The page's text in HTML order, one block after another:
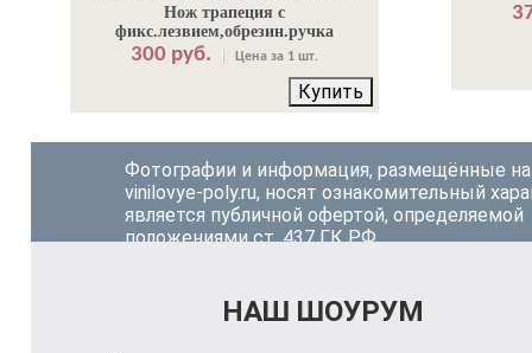
Нож трапеция с
фикс.лезвием,обрезин.ручка
300 руб. Цена за 1 шт.
Купить
Фотографии и информация, размещённые на
vinilovye-poly.ru, носят ознакомительный
является публичной офертой, определяемой
положениями ст. 437 ГК РФ.
НАШ ШОУРУМ